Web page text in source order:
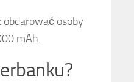
osoby
mAh.